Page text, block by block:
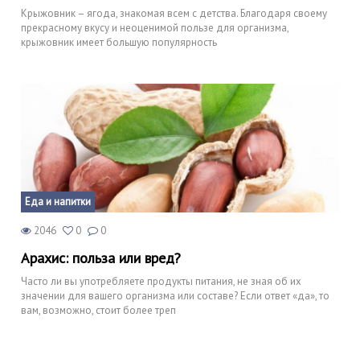
Крыжовник – ягода, знакомая всем с детства. Благодаря своему
прекрасному вкусу и неоценимой пользе для организма,
крыжовник имеет большую популярность
Еда и напитки
2046 0 0
Арахис: польза или вред?
Часто ли вы употребляете продукты питания, не зная об их
значении для вашего организма или составе? Если ответ «да», то
вам, возможно, стоит более треп